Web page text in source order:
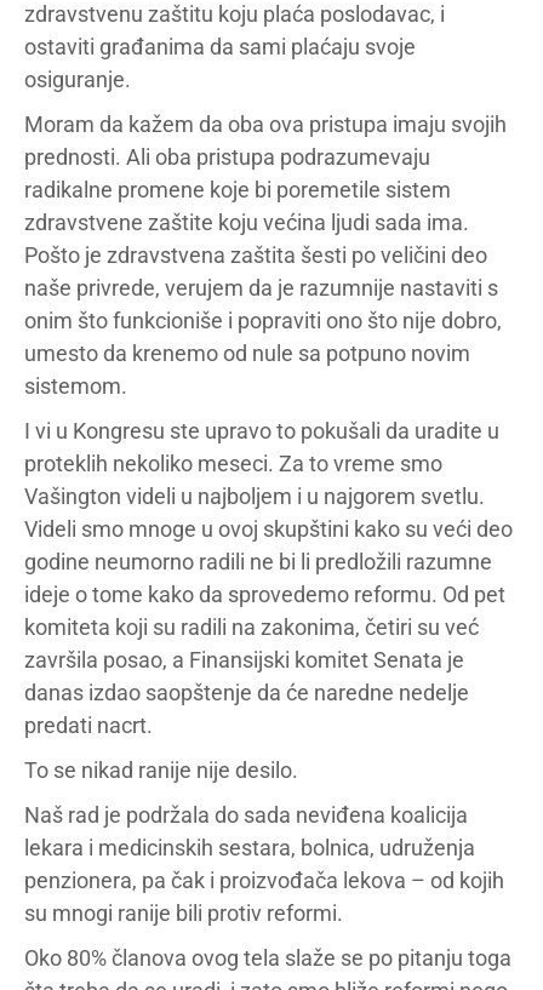
zdravstvenu zaštitu koju plaća poslodavac, i
ostaviti građanima da sami plaćaju svoje
osiguranje.
Moram da kažem da oba ova pristupa imaju svojih
prednosti. Ali oba pristupa podrazumevaju
radikalne promene koje bi poremetile sistem
zdravstvene zaštite koju većina ljudi sada ima.
Pošto je zdravstvena zaštita šesti po veličini deo
naše privrede, verujem da je razumnije nastaviti s
onim što funkcioniše i popraviti ono što nije dobro,
umesto da krenemo od nule sa potpuno novim
sistemom.
I vi u Kongresu ste upravo to pokušali da uradite u
proteklih nekoliko meseci. Za to vreme smo
Vašington videli u najboljem i u najgorem svetlu.
Videli smo mnoge u ovoj skupštini kako su veći deo
godine neumorno radili ne bi li predložili razumne
ideje o tome kako da sprovedemo reformu. Od pet
komiteta koji su radili na zakonima, četiri su već
završila posao, a Finansijski komitet Senata je
danas izdao saopštenje da će naredne nedelje
predati nacrt.
To se nikad ranije nije desilo.
Naš rad je podržala do sada neviđena koalicija
lekara i medicinskih sestara, bolnica, udruženja
penzionera, pa čak i proizvođača lekova – od kojih
su mnogi ranije bili protiv reformi.
Oko 80% članova ovog tela slaže se po pitanju toga